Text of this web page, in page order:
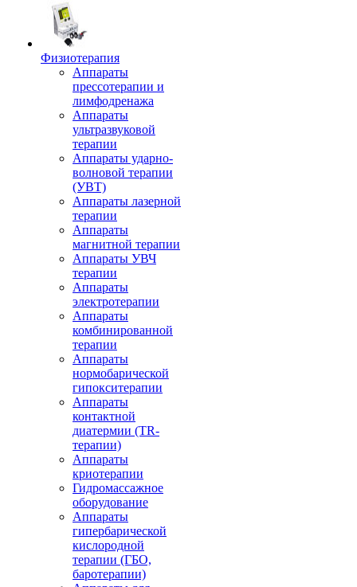
Физиотерапия
Аппараты
прессотерапии и
лимфодренажа
Аппараты
ультразвуковой
терапии
Аппараты ударно-
волновой терапии
(УВТ)
Аппараты лазерной
терапии
Аппараты
магнитной терапии
Аппараты УВЧ
терапии
Аппараты
электротерапии
Аппараты
комбинированной
терапии
Аппараты
нормобарической
гипокситерапии
Аппараты
контактной
диатермии (TR-
терапии)
Аппараты
криотерапии
Гидромассажное
оборудование
Аппараты
гипербарической
кислородной
терапии (ГБО,
баротерапии)